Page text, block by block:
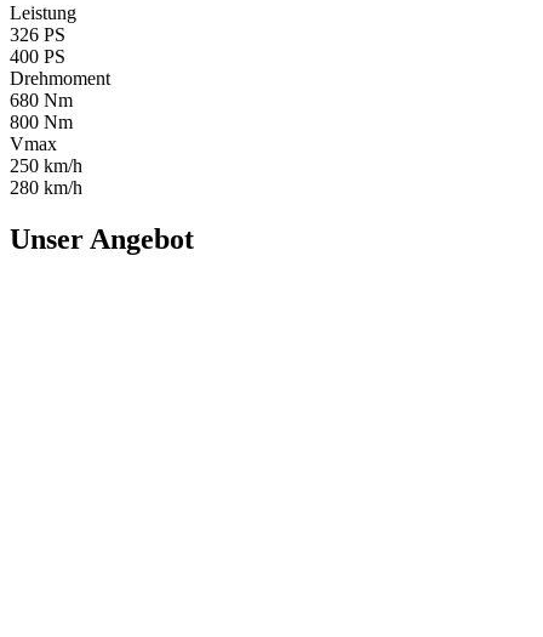
Leistung
326 PS
400 PS
Drehmoment
680 Nm
800 Nm
Vmax
250 km/h
280 km/h
Unser Angebot